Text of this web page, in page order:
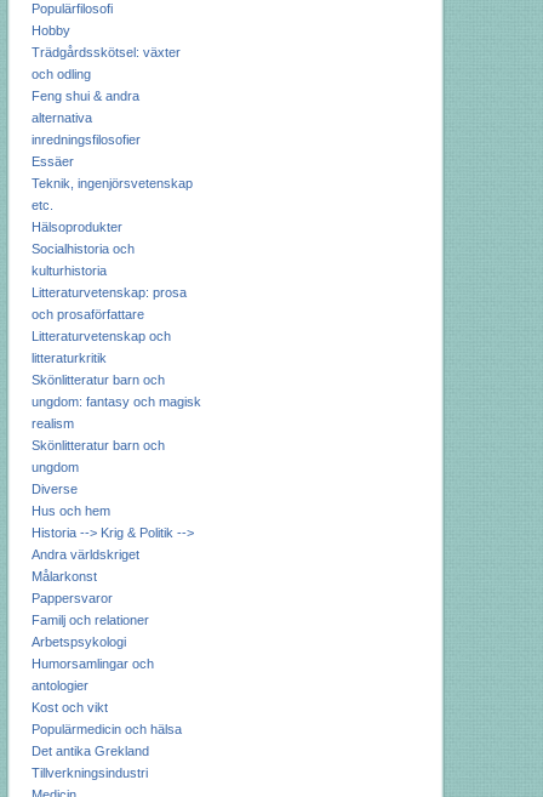
Populärfilosofi
Hobby
Trädgårdsskötsel: växter
och odling
Feng shui & andra
alternativa
inredningsfilosofier
Essäer
Teknik, ingenjörsvetenskap
etc.
Hälsoprodukter
Socialhistoria och
kulturhistoria
Litteraturvetenskap: prosa
och prosaförfattare
Litteraturvetenskap och
litteraturkritik
Skönlitteratur barn och
ungdom: fantasy och magisk
realism
Skönlitteratur barn och
ungdom
Diverse
Hus och hem
Historia --> Krig & Politik -->
Andra världskriget
Målarkonst
Pappersvaror
Familj och relationer
Arbetspsykologi
Humorsamlingar och
antologier
Kost och vikt
Populärmedicin och hälsa
Det antika Grekland
Tillverkningsindustri